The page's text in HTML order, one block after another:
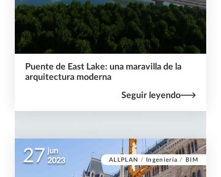
Puente de East Lake: una maravilla de la
arquitectura moderna
Seguir leyendo
ALLPLAN / Ingeniería / BIM
27 jun
2023